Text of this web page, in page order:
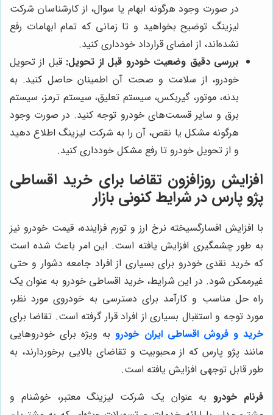
در صورت وجود هرگونه ابهام یا سوال، از کارشناسان شرکت
لیزینگ توضیح بخواهید و تا زمانی که تمام ابهامات رفع
نشده‌اند، از امضای قرارداد خودداری کنید.
بررسی دقیق وضعیت خودرو قبل از تحویل: قبل از تحویل
خودرو، از سلامت و صحت آن اطمینان حاصل کنید. به
بدنه، موتور، گیربکس، سیستم تعلیق، سیستم ترمز، سیستم
برق و سایر قسمت‌های خودرو توجه کنید. در صورت وجود
هرگونه مشکل یا نقص، آن را به شرکت لیزینگ اطلاع دهید
و از تحویل خودرو تا رفع مشکل خودداری کنید.
افزایش روزافزون تقاضا برای خرید اقساطی
پژو پارس در شرایط کنونی بازار
با افزایش افسارگسیخته نرخ ارز و تورم فزاینده، قیمت خودرو نیز
به طور چشمگیری افزایش یافته است. این امر باعث شده است
که خرید نقدی خودرو برای بسیاری از افراد جامعه دشوار و حتی
غیرممکن شود. در این شرایط، خرید اقساطی خودرو به عنوان یک
راه حل مناسب و کارآمد برای دسترسی به خودروی مورد نظر،
مورد توجه و استقبال بسیاری از افراد قرار گرفته است. تقاضا برای
خرید و فروش اقساطی ایران خودرو به ویژه برای خودروهایی
مانند پژو پارس که از محبوبیت و تقاضای بالایی برخوردارند، به
طور قابل توجهی افزایش یافته است.
فرنام خودرو به عنوان یک شرکت لیزینگ معتبر، خوشنام و